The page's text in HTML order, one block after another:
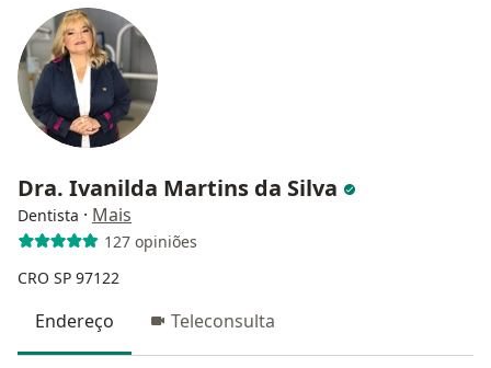
Dra. Ivanilda Martins da Silva
Dentista · Mais
127 opiniões
CRO SP 97122
Endereço Teleconsulta